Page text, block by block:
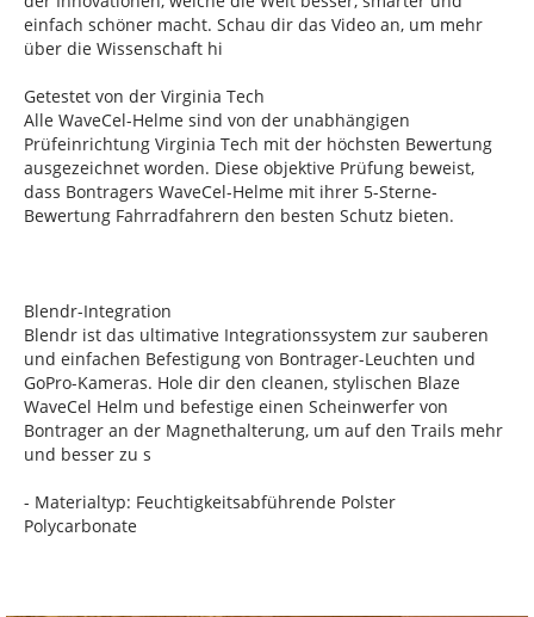
einfach schöner macht. Schau dir das Video an, um mehr
über die Wissenschaft hi
Getestet von der Virginia Tech
Alle WaveCel-Helme sind von der unabhängigen
Prüfeinrichtung Virginia Tech mit der höchsten Bewertung
ausgezeichnet worden. Diese objektive Prüfung beweist,
dass Bontragers WaveCel-Helme mit ihrer 5-Sterne-
Bewertung Fahrradfahrern den besten Schutz bieten.
Blendr-Integration
Blendr ist das ultimative Integrationssystem zur sauberen
und einfachen Befestigung von Bontrager-Leuchten und
GoPro-Kameras. Hole dir den cleanen, stylischen Blaze
WaveCel Helm und befestige einen Scheinwerfer von
Bontrager an der Magnethalterung, um auf den Trails mehr
und besser zu s
- Materialtyp: Feuchtigkeitsabführende Polster
Polycarbonate